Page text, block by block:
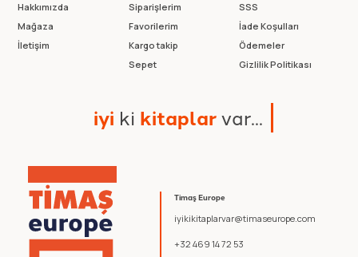
Timaş Europe
iyikikitaplarvar@timaseurope.com
+32 469 14 72 53
Hakkımızda
Mağaza
İletişim
Siparişlerim
Favorilerim
Kargo takip
Sepet
SSS
İade Koşulları
Ödemeler
Gizlilik Politikası
iyi ki kitaplarvar...